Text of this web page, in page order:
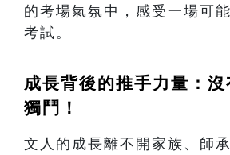
的考場氣氛中，感受一場可
考試。
成長背後的推手力量：
獨鬥！
文人的成長離不開家族、師